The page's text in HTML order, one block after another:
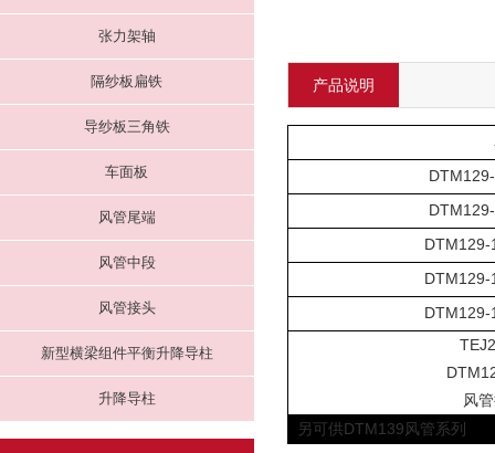
张力架轴
隔纱板扁铁
导纱板三角铁
车面板
风管尾端
风管中段
风管接头
新型横梁组件平衡升降导柱
升降导柱
产品说明
DTM129-
DTM129-
DTM129-
风
另可供DTM139风管系列